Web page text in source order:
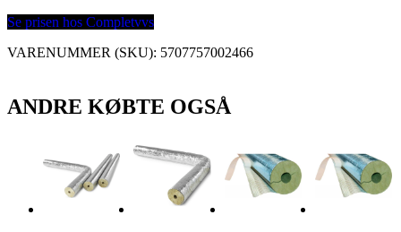
Se prisen hos Completvvs
VARENUMMER (SKU): 5707757002466
ANDRE KØBTE OGSÅ